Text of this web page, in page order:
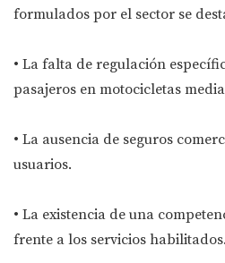
formulados por el sector se
• La falta de regulación
pasajeros en motocicletas
• La ausencia de seguros
usuarios.
• La existencia de una
frente a los servicios habilitados.